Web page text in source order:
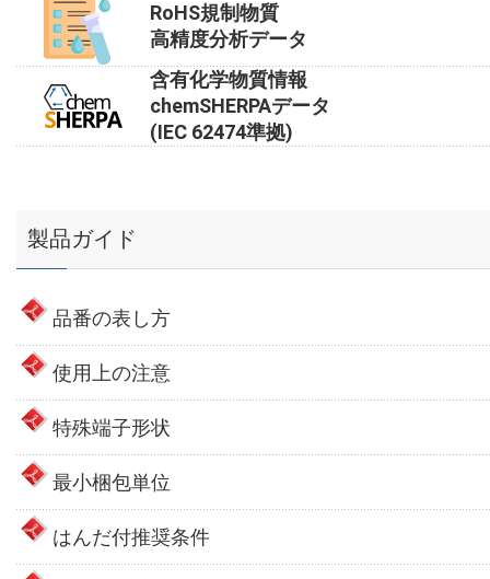
RoHS規制物質
高精度分析データ
含有化学物質情報
chemSHERPAデータ
(IEC 62474準拠)
製品ガイド
品番の表し方
使用上の注意
特殊端子形状
最小梱包単位
はんだ付推奨条件